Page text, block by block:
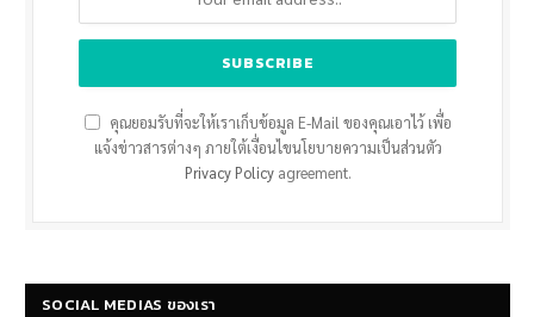
คุณยอมรับที่จะให้เราเก็บข้อมูล E-Mail ของคุณเอาไว้ เพื่อ
แจ้งข่าวสารต่างๆ ภายใต้เงื่อนไขนโยบายความเป็นส่วนตัว
Privacy Policyagreement.
SOCIAL MEDIAS ของเรา